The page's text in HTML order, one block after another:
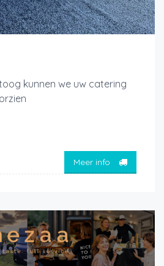
kunnen we uw catering
Meer info